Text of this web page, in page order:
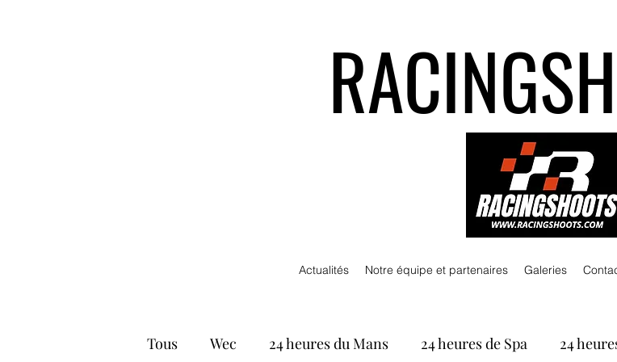
Actualités Notre équipe et partenaires Galeries
Tous Wec 24 heures du Mans 24 heures de Spa 24